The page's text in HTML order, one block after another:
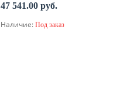
47 541.00 руб.
По запросу
Наличие: Под заказ